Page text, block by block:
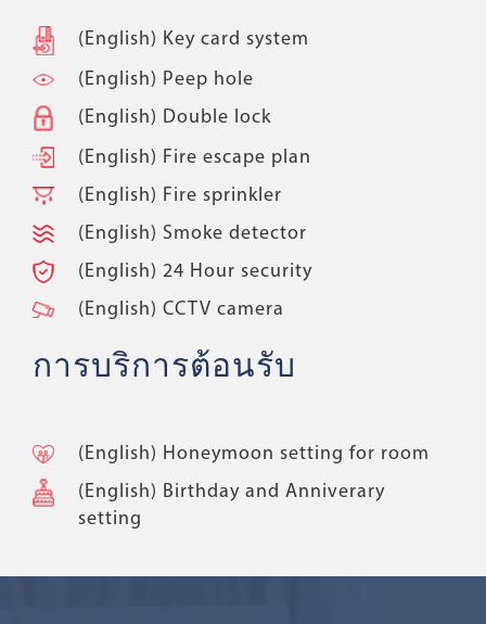
(English) Key card system
(English) Peep hole
(English) Double lock
(English) Fire escape plan
(English) Fire sprinkler
(English) Smoke detector
(English) 24 Hour security
(English) CCTV camera
การบริการต้อนรับ
(English) Honeymoon setting for room
(English) Birthday and Anniverary
setting